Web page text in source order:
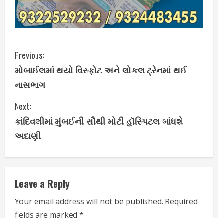
C
o
n
t
i
n
u
e
Previous:
મોબાઈલમાં થયો વિસ્ફોટ અને લોકલ ટ્રેનમાં થઈ
નાસભાગ
Next:
કાંદિવલીમાં મુંબઈની સૌથી મોટી હૉસ્પિટલ બાંધશે
અદાણી
Leave a Reply
Your email address will not be published. Required
fields are marked *